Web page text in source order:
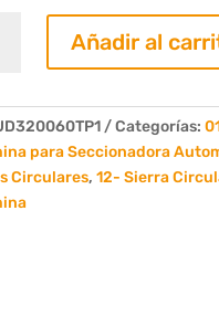
Añadir al
Categorías:
para Seccionadora
Circulares, 12- Sierra